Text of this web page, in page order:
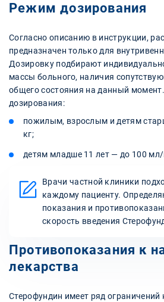
Режим дозирования
Согласно описанию в инструкции,
предназначен только для
Дозировку подбирают
массы больного, наличия
общего состояния на данный
дозирования:
пожилым, взрослым и детям
кг;
детям младше 11 лет — до 100 мл/
Врачи частной клиники
каждому пациенту.
показания и
скорость введения
Противопоказания к
лекарства
Стерофундин имеет ряд ограничений